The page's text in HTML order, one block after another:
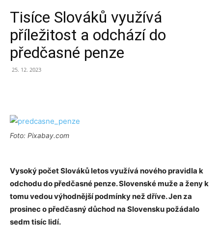
Tisíce Slováků využívá
příležitost a odchází do
předčasné penze
25. 12. 2023
Foto: Pixabay.com
Vysoký počet Slováků letos využívá nového pravidla k
odchodu do předčasné penze. Slovenské muže a ženy k
tomu vedou výhodnější podmínky než dříve. Jen za
prosinec o předčasný důchod na Slovensku požádalo
sedm tisíc lidí.